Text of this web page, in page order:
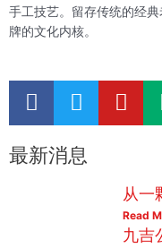
手工技艺。留存传统的经
牌的文化内核。
F
a
e
T
w
t
Y
o
u
b
e
最新消息
从一
Read
九吉